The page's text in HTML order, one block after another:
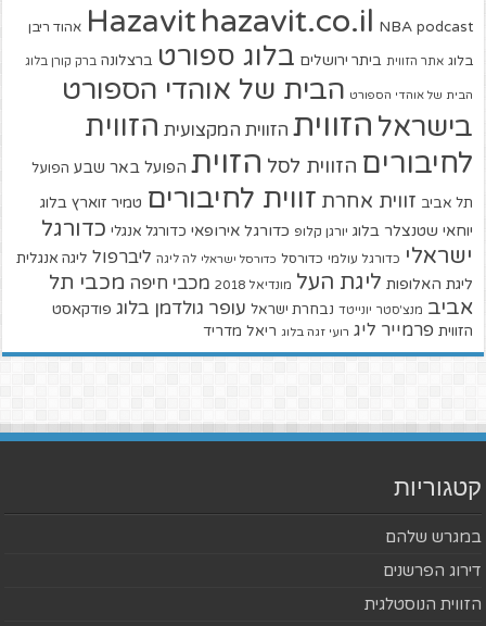
Hazavit hazavit.co.il NBA podcast אהוד ריבן
בלוג אתר הזווית ביתר ירושלים בלוג ספורט ברצלונה ברק קורן בלוג
הבית של אוהדי הספורט הבית של אוהדי הספורט
בישראל הזווית הזווית המקצועית הזווית
לחיבורים הזווית לסל הזוית הפועל באר שבע הפועל
תל אביב זווית אחרת זווית לחיבורים טמיר זוארץ בלוג
יוחאי שטנצלר בלוג יורגן קלופ כדורגל אירופאי כדורגל אנגלי כדורגל
ישראלי כדורגל עולמי כדורסל כדורסל ישראלי לה ליגה ליברפול ליגה אנגלית
ליגת האלופות ליגת העל מונדיאל 2018 מכבי חיפה מכבי תל
אביב מנצ'סטר יונייטד נבחרת ישראל עופר גולדמן בלוג פודקאסט
הזווית פרמייר ליג רועי זגה בלוג ריאל מדריד
קטגוריות
במגרש שלהם
דירוג הפרשנים
הזווית הנוסטלגית